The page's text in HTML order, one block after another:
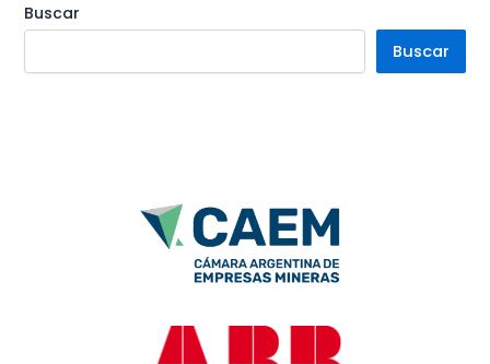
Buscar
Buscar